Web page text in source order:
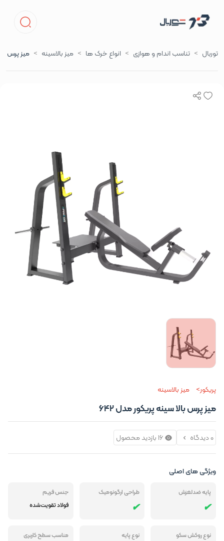
توربال تناسب اندام و هوازی انواع خرک ها میز بالاسینه میز پرس
پریکور میز بالاسینه
میز پرس بالا سینه پریکور مدل 642
0 دیدگاه 16 بازدید محصول
ویژگی های اصلی
پایه ضدلغزش طراحی ارگونومیک
جنس فریم
فولاد تقویت‌شده
نوع روکش سکو
نوع پایه
مناسب سطح کاربری